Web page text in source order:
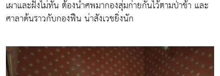
เผาและฝังไม่ทัน ต้องนำศพมากองสุ่มก่ายกันไว้ตามป่าช้า และ
ศาลาด้นราวกับกองฟืน น่าสังเวชยิ่งนัก